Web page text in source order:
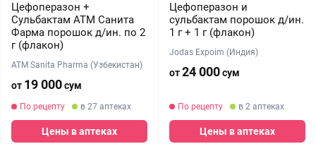
Цефоперазон +
Сульбактам АТМ Санита
Фарма порошок д/ин. по 2
г (флакон)
ATM Sanita Pharma (Узбекистан)
от 19 000сум
По рецепту в 27 аптеках
Цены в аптеках
Цефоперазон и
сульбактам порошок д/ин.
1 г + 1 г (флакон)
Jodas Expoim (Индия)
от24 000сум
По рецепту в 2 аптеках
Цены в аптеках